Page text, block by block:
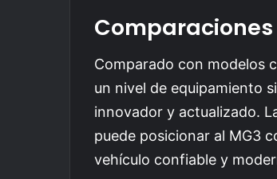
Comparado con modelos
un nivel de equipamiento
innovador y actualizado.
puede posicionar al MG3
vehículo confiable y